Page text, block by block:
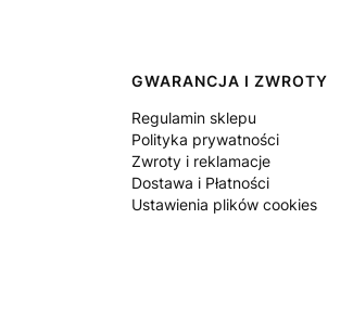
GWARANCJA I ZWROTY
Regulamin sklepu
Polityka prywatności
Zwroty i reklamacje
Dostawa i Płatności
Ustawienia plików cookies